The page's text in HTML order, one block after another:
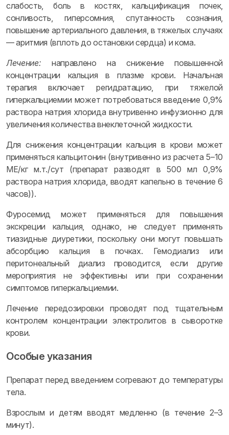
слабость, боль в костях, кальцификация почек,
сонливость, гиперсомния, спутанность сознания,
повышение артериального давления, в тяжелых случаях
— аритмия (вплоть до остановки сердца) и кома.
Лечение: направлено на снижение повышенной
концентрации кальция в плазме крови. Начальная
терапия включает регидратацию, при тяжелой
гиперкальциемии может потребоваться введение 0,9%
раствора натрия хлорида внутривенно инфузионно для
увеличения количества внеклеточной жидкости.
Для снижения концентрации кальция в крови может
применяться кальцитонин (внутривенно из расчета 5–10
МЕ/кг м.т./сут (препарат разводят в 500 мл 0,9%
раствора натрия хлорида, вводят капельно в течение 6
часов)).
Фуросемид может применяться для повышения
экскреции кальция, однако, не следует применять
тиазидные диуретики, поскольку они могут повышать
абсорбцию кальция в почках. Гемодиализ или
перитонеальный диализ проводится, если другие
мероприятия не эффективны или при сохранении
симптомов гиперкальциемии.
Лечение передозировки проводят под тщательным
контролем концентрации электролитов в сыворотке
крови.
Особые указания
Препарат перед введением согревают до температуры
тела.
Взрослым и детям вводят медленно (в течение 2–3
минут).